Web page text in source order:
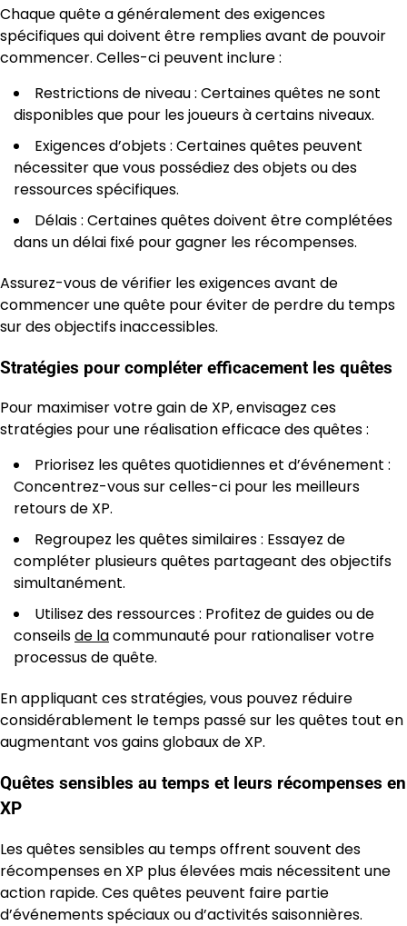
Chaque quête a généralement des exigences
spécifiques qui doivent être remplies avant de pouvoir
commencer. Celles-ci peuvent inclure :
Restrictions de niveau : Certaines quêtes ne sont
disponibles que pour les joueurs à certains niveaux.
Exigences d’objets : Certaines quêtes peuvent
nécessiter que vous possédiez des objets ou des
ressources spécifiques.
Délais : Certaines quêtes doivent être complétées
dans un délai fixé pour gagner les récompenses.
Assurez-vous de vérifier les exigences avant de
commencer une quête pour éviter de perdre du temps
sur des objectifs inaccessibles.
Stratégies pour compléter efficacement les quêtes
Pour maximiser votre gain de XP, envisagez ces
stratégies pour une réalisation efficace des quêtes :
Priorisez les quêtes quotidiennes et d’événement :
Concentrez-vous sur celles-ci pour les meilleurs
retours de XP.
Regroupez les quêtes similaires : Essayez de
compléter plusieurs quêtes partageant des objectifs
simultanément.
Utilisez des ressources : Profitez de guides ou de
conseilsde lacommunauté pour rationaliser votre
processus de quête.
En appliquant ces stratégies, vous pouvez réduire
considérablement le temps passé sur les quêtes tout en
augmentant vos gains globaux de XP.
Quêtes sensibles au temps et leurs récompenses en
XP
Les quêtes sensibles au temps offrent souvent des
récompenses en XP plus élevées mais nécessitent une
action rapide. Ces quêtes peuvent faire partie
d’événements spéciaux ou d’activités saisonnières.